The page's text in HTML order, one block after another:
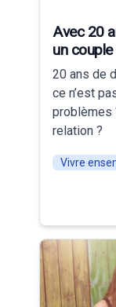
Avec 20
un
20 ans de
ce n’est
problèmes
relation ?
Vivre